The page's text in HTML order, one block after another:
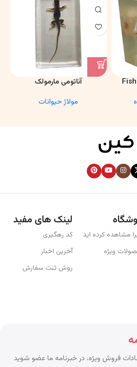
آناتومی مارمولک
مولاژ حیوانات
مشاهده کرده اید
ویژه
لینک های مفید
کد رهگیری
آخرین اخبار
روش ثبت سفارش
فروش ویژه، در خبرنامه ما عضو شوید